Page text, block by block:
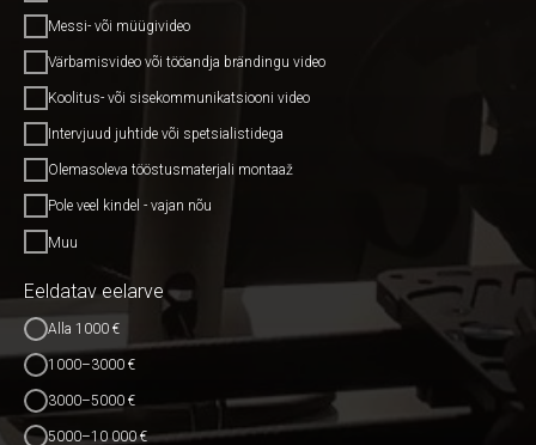
Messi- või müügivideo
Värbamisvideo või tööandja brändingu video
Koolitus- või sisekommunikatsiooni video
Intervjuud juhtide või spetsialistidega
Olemasoleva tööstusmaterjali montaaž
Pole veel kindel - vajan nõu
Muu
Eeldatav eelarve
Alla 1000 €
1000–3000 €
3000–5000 €
5000–10 000 €